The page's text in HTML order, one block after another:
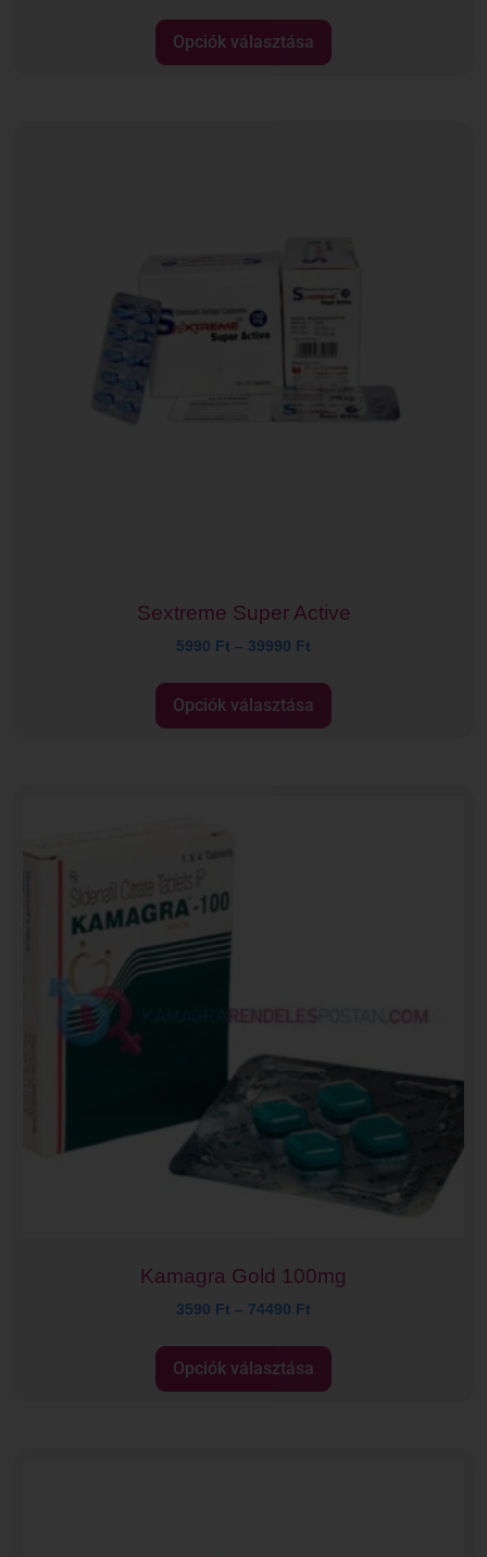
Opciók választása
Sextreme Super Active
5990 Ft – 39990 Ft
Opciók választása
Kamagra Gold 100mg
3590 Ft – 74490 Ft
Opciók választása